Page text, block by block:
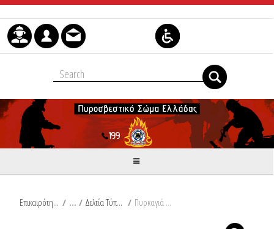
Μετάβαση στο περιεχόμενο
Επικαιρότητα / Δελτία Τύπου / Πυρκαγιά σε αγροτική αποθήκη στην Σητεία Κρήτης